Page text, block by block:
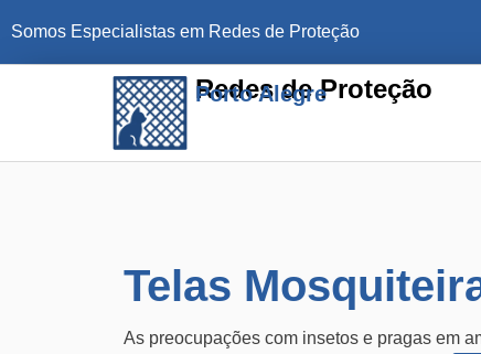
Somos Especialistas em Redes de Proteção
Redes de Proteção
Porto Alegre
Telas
As preocupações com insetos e pragas em